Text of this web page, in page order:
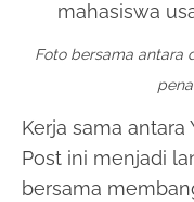
Foto bersama antara
Kerja sama antara
Post ini menjadi
bersama